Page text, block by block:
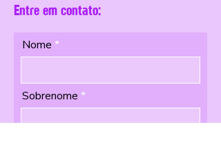
Entre em contato:
Nome
Sobrenome